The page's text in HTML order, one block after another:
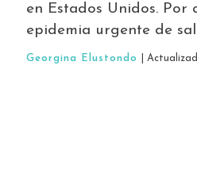
en Estados Unidos. Por
epidemia urgente de
Georgina Elustondo |